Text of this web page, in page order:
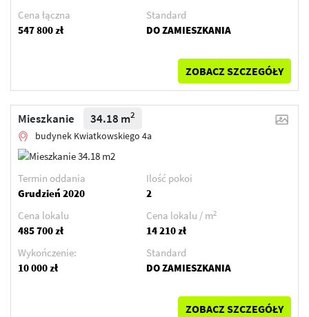
Cena łączna
547 800 zł
Standard
DO ZAMIESZKANIA
ZOBACZ SZCZEGÓŁY
Mieszkanie 34.18 m2
budynek Kwiatkowskiego 4a
Termin oddania
Grudzień 2020
Ilość pokoi
2
Cena lokalu
485 700 zł
Cena lokalu / m2
14 210 zł
Wykończenie:
10 000 zł
Standard
DO ZAMIESZKANIA
ZOBACZ SZCZEGÓŁY